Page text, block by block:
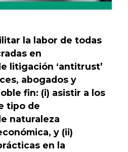
la labor de todas
en
litigación ‘antitrust’
abogados y
fin: (i) asistir a los
tipo de
naturaleza
y (ii)
en la